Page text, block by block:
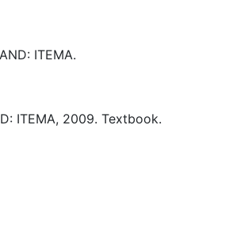
ITEMA.
ITEMA, 2009. Textbook.